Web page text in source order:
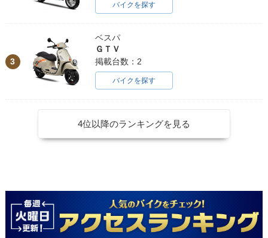
バイクを探す
3
ベスパ
ＧＴＶ
掲載台数：2
バイクを探す
4位以降のランキングを見る